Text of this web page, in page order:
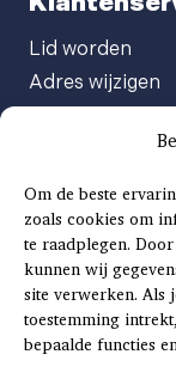
Om de beste
zoals cookies om
te raadplegen.
kunnen wij
site verwerken. Als
toestemming
bepaalde functies
Lid worden
Adres wijzigen
Abonnement
Afgeven
Factuur betalen
Overige vragen
Adverteren